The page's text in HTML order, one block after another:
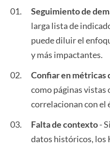
Seguimiento de
larga lista de
puede diluir el
y más impactantes.
Confiar en métricas
como páginas vistas
correlacionan con el
Falta de contexto-
datos históricos, los